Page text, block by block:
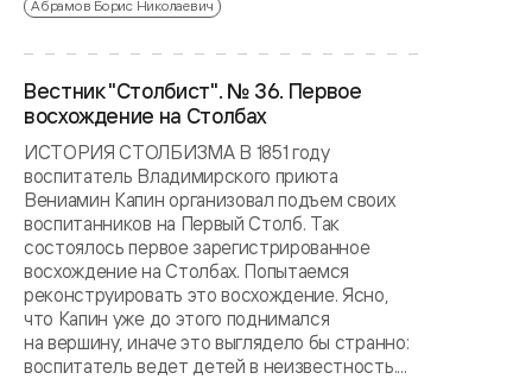
Абрамов Борис Николаевич
Вестник "Столбист". № 36. Первое
восхождение на Столбах
ИСТОРИЯ СТОЛБИЗМА В 1851 году
воспитатель Владимирского приюта
Вениамин Капин организовал подъем своих
воспитанников на Первый Столб. Так
состоялось первое зарегистрированное
восхождение на Столбах. Попытаемся
реконструировать это восхождение. Ясно,
что Капин уже до этого поднимался
на вершину, иначе это выглядело бы странно:
воспитатель ведет детей в неизвестность....